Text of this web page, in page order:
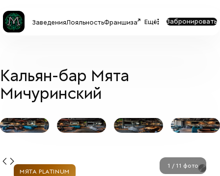
ЗаведенияЛояльностьФраншиза Ещё Забронировать
Кальян-бар Мята
Мичуринский
МЯТА PLATINUM
МЯТА PLATINUM
1 / 11 фото